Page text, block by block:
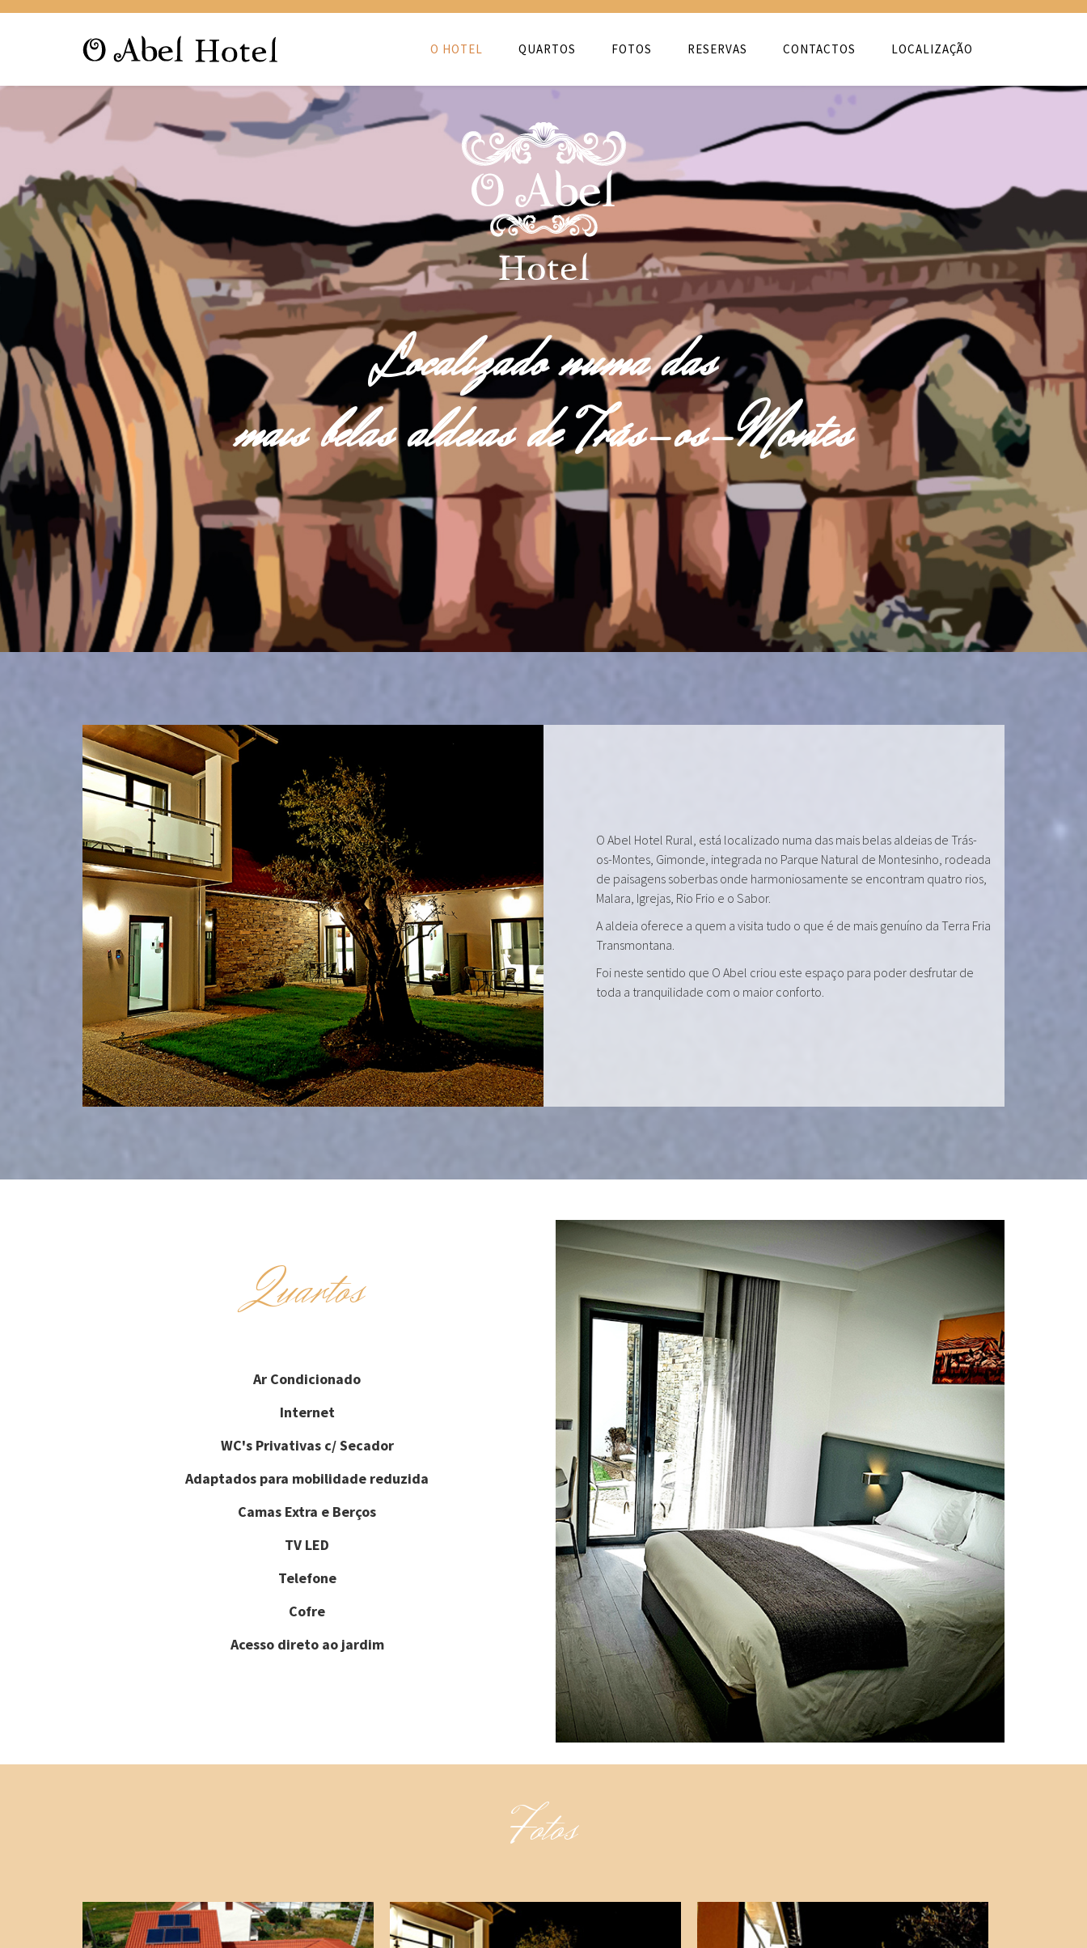
O HOTEL QUARTOS FOTOS RESERVAS CONTACTOS LOCALIZAÇÃO
Localizado numa das
mais belas aldeias de Trás-os-Montes
O Abel Hotel Rural, está localizado numa das mais belas aldeias de Trás-
os-Montes, Gimonde, integrada no Parque Natural de Montesinho, rodeada
de paisagens soberbas onde harmoniosamente se encontram quatro rios,
Malara, Igrejas, Rio Frio e o Sabor.
A aldeia oferece a quem a visita tudo o que é de mais genuíno da Terra Fria
Transmontana.
Foi neste sentido que O Abel criou este espaço para poder desfrutar de
toda a tranquilidade com o maior conforto.
Quartos
Ar Condicionado
Internet
WC's Privativas c/ Secador
Adaptados para mobilidade reduzida
Camas Extra e Berços
TV LED
Telefone
Cofre
Acesso direto ao jardim
Fotos